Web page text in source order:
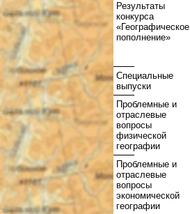
Результаты
конкурса
«Географическое
пополнение»
Специальные
выпуски
Проблемные и
отраслевые
вопросы
физической
географии
Проблемные и
отраслевые
вопросы
экономической
географии